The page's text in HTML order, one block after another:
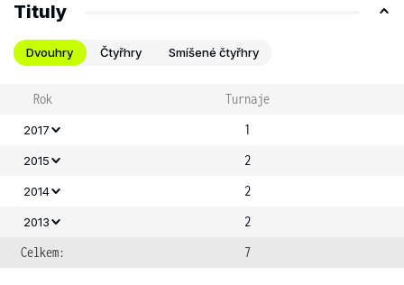
Tituly
Dvouhry Čtyřhry Smíšené čtyřhry
Rok Turnaje
2017 1
2015 2
2014 2
2013
2
Celkem:
7